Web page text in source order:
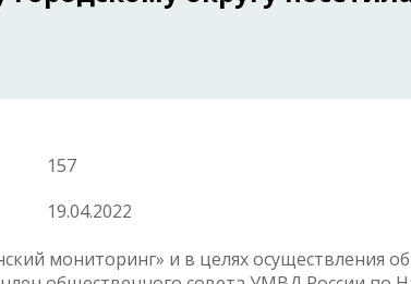
157
19.04.2022
мониторинг» и в целях осуществления